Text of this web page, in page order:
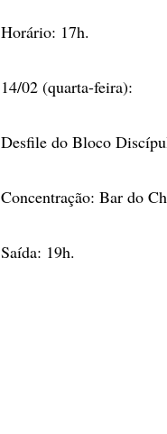
Horário: 17h.
14/02 (quarta-feira):
Desfile do Bloco
Concentração: Bar do
Saída: 19h.